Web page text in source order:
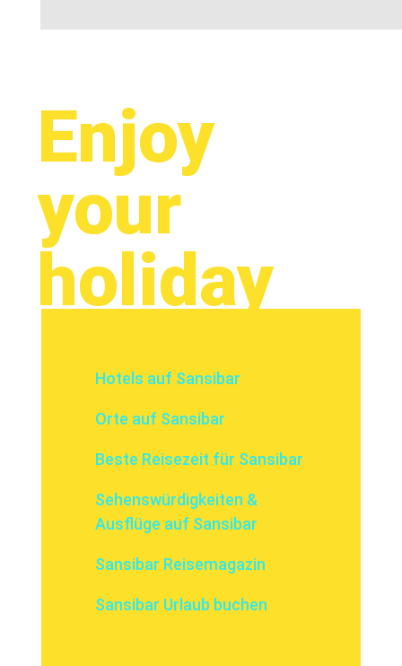
Enjoy
your
holiday
Hotels auf Sansibar
Orte auf Sansibar
Beste Reisezeit für Sansibar
Sehenswürdigkeiten &
Ausflüge auf Sansibar
Sansibar Reisemagazin
Sansibar Urlaub buchen